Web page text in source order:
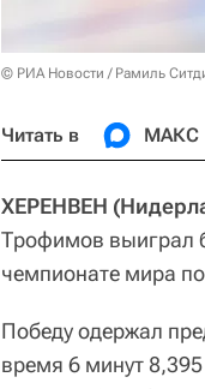
© РИА Новости / Рамиль
Читать в МАКС
ХЕРЕНВЕН
Трофимов выиграл
чемпионате мира
Победу одержал
время 6 минут